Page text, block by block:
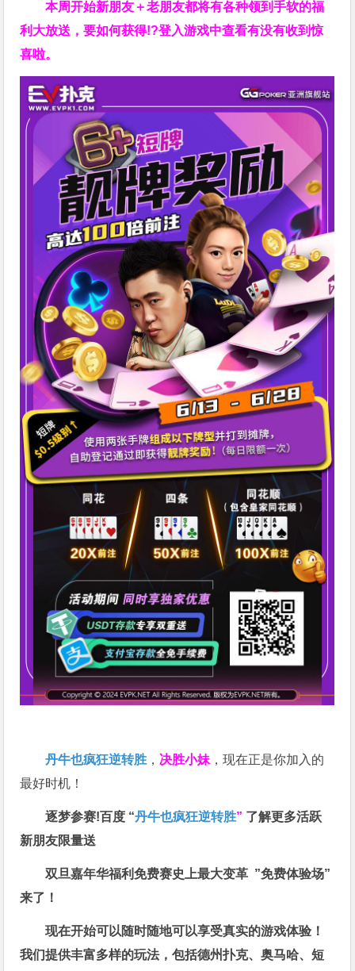
本周开始新朋友＋老朋友都将有各种领到手软的福
利大放送，要如何获得!?登入游戏中查看有没有收到惊
喜啦。
丹牛也疯狂逆转胜，决胜小妹，现在正是你加入的
最好时机！
逐梦参赛!百度 “丹牛也疯狂逆转胜” 了解更多活跃
新朋友限量送
双旦嘉年华福利免费赛史上最大变革 ”免费体验场”
来了！
现在开始可以随时随地可以享受真实的游戏体验！
我们提供丰富多样的玩法，包括德州扑克、奥马哈、短